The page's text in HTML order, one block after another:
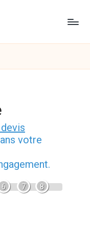
votre
6 7 8